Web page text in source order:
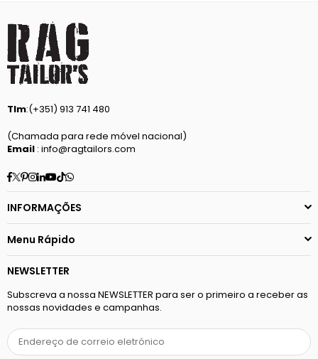
Tlm:(+351) 913 741 480
(Chamada para rede móvel nacional)
Email : info@ragtailors.com
Facebook
Twitter
Pinterest
Instagram
Linkedin
YouTube
TikTok
Whatsapp
INFORMAÇÕES
Menu Rápido
NEWSLETTER
Subscreva a nossa NEWSLETTER para ser o primeiro a receber as
nossas novidades e campanhas.